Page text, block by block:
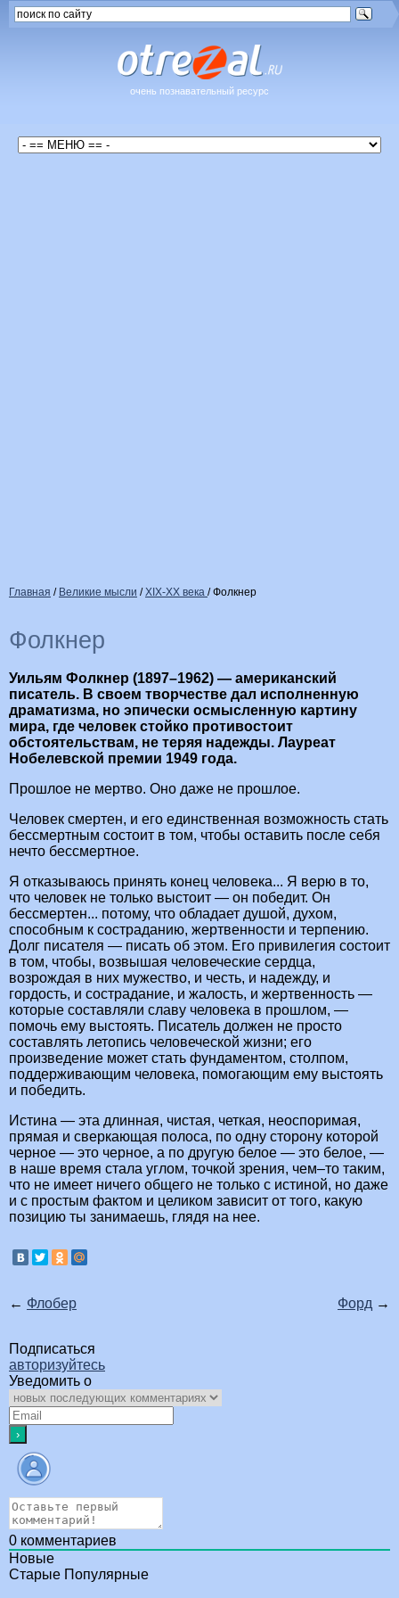
очень познавательный ресурс
Главная / Великие мысли /XIX-XX века /Фолкнер
Фолкнер
Уильям Фолкнер (1897–1962) — американский
писатель. В своем творчестве дал исполненную
драматизма, но эпически осмысленную картину
мира, где человек стойко противостоит
обстоятельствам, не теряя надежды. Лауреат
Нобелевской премии 1949 года.
Прошлое не мертво. Оно даже не прошлое.
Человек смертен, и его единственная возможность стать
бессмертным состоит в том, чтобы оставить после себя
нечто бессмертное.
Я отказываюсь принять конец человека... Я верю в то,
что человек не только выстоит — он победит. Он
бессмертен... потому, что обладает душой, духом,
способным к состраданию, жертвенности и терпению.
Долг писателя — писать об этом. Его привилегия состоит
в том, чтобы, возвышая человеческие сердца,
возрождая в них мужество, и честь, и надежду, и
гордость, и сострадание, и жалость, и жертвенность —
которые составляли славу человека в прошлом, —
помочь ему выстоять. Писатель должен не просто
составлять летопись человеческой жизни; его
произведение может стать фундаментом, столпом,
поддерживающим человека, помогающим ему выстоять
и победить.
Истина — эта длинная, чистая, четкая, неоспоримая,
прямая и сверкающая полоса, по одну сторону которой
черное — это черное, а по другую белое — это белое, —
в наше время стала углом, точкой зрения, чем–то таким,
что не имеет ничего общего не только с истиной, но даже
и с простым фактом и целиком зависит от того, какую
позицию ты занимаешь, глядя на нее.
← Флобер Форд →
Подписаться
авторизуйтесь
Уведомить о
0 комментариев
Новые
Старые Популярные